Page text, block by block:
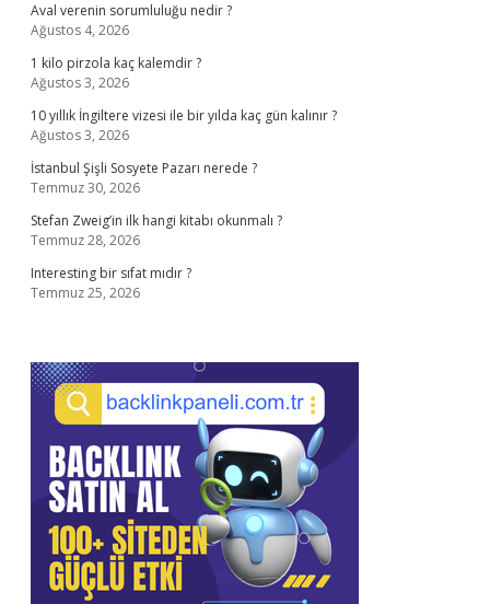
Aval verenin sorumluluğu nedir ?
Ağustos 4, 2026
1 kilo pirzola kaç kalemdir ?
Ağustos 3, 2026
10 yıllık İngiltere vizesi ile bir yılda kaç gün kalınır ?
Ağustos 3, 2026
İstanbul Şişli Sosyete Pazarı nerede ?
Temmuz 30, 2026
Stefan Zweig’in ilk hangi kitabı okunmalı ?
Temmuz 28, 2026
Interesting bir sıfat mıdır ?
Temmuz 25, 2026